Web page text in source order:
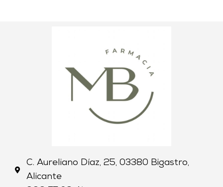
C. Aureliano Díaz, 25, 03380 Bigastro,
Alicante